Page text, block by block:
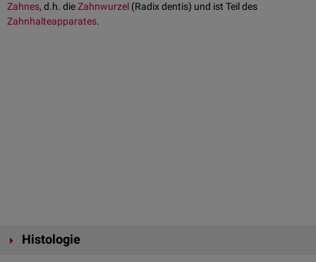
Zahnes, d.h. dieZahnwurzel (Radix dentis) und ist Teil des
Zahnhalteapparates.
Histologie